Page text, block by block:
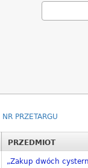
NR PRZETARGU
PRZEDMIOT
„Zakup dwóch